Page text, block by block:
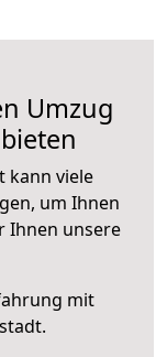
Umzug
kann viele
um Ihnen
Ihnen unsere
mit
.